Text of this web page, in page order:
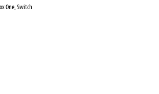
One, Switch